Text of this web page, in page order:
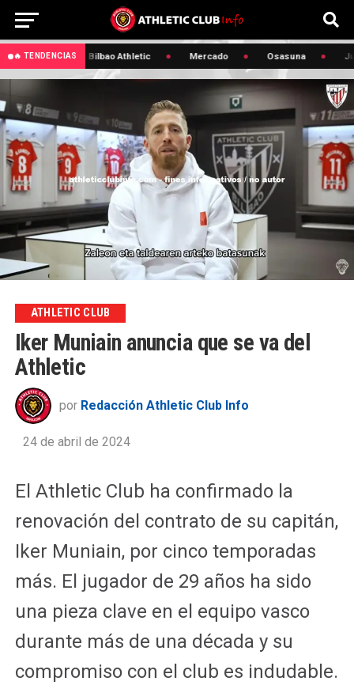
🔥 TENDENCIAS
Lezama Bilbao Athletic Mercado Osasuna
ATHLETIC CLUB
Iker Muniain anuncia que se va del
Athletic
por Redacción Athletic Club Info
24 de abril de 2024
El Athletic Club ha confirmado la
renovación del contrato de su capitán,
Iker Muniain, por cinco temporadas
más. El jugador de 29 años ha sido
una pieza clave en el equipo vasco
durante más de una década y su
compromiso con el club es indudable.